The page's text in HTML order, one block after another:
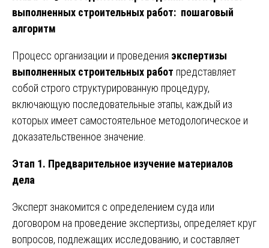
выполненных строительных работ: пошаговый
алгоритм
Процесс организации и проведения экспертизы
выполненных строительных работ представляет
собой строго структурированную процедуру,
включающую последовательные этапы, каждый из
которых имеет самостоятельное методологическое и
доказательственное значение.
Этап 1. Предварительное изучение материалов
дела
Эксперт знакомится с определением суда или
договором на проведение экспертизы, определяет круг
вопросов, подлежащих исследованию, и составляет